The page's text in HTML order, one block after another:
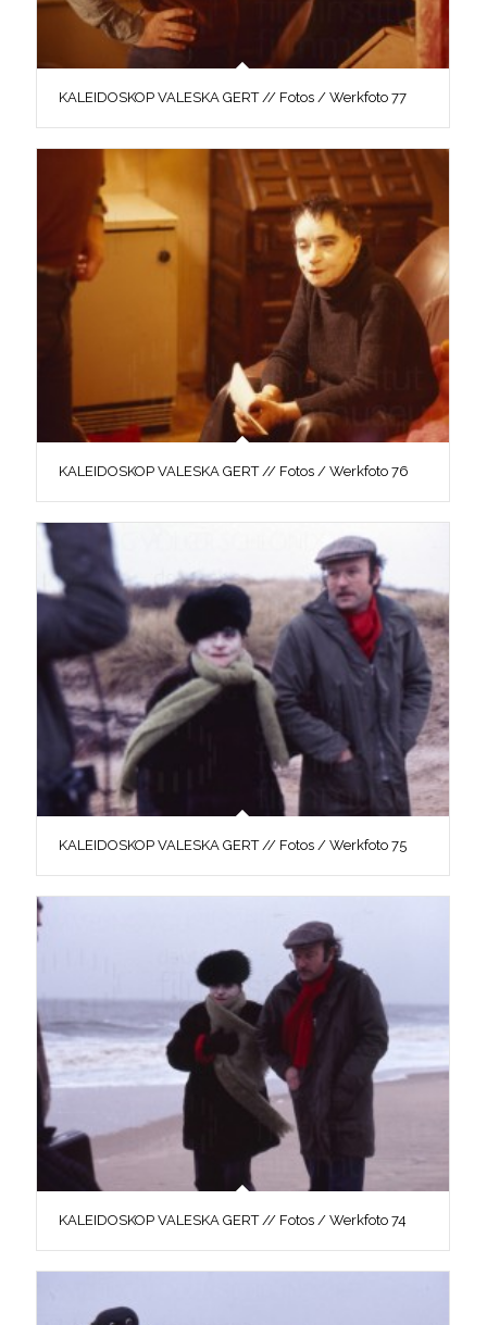
KALEIDOSKOP VALESKA GERT // Fotos / Werkfoto 77
KALEIDOSKOP VALESKA GERT // Fotos / Werkfoto 76
KALEIDOSKOP VALESKA GERT // Fotos / Werkfoto 75
KALEIDOSKOP VALESKA GERT // Fotos / Werkfoto 74